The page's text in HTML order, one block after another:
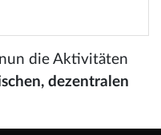
die Aktivitäten
dezentralen